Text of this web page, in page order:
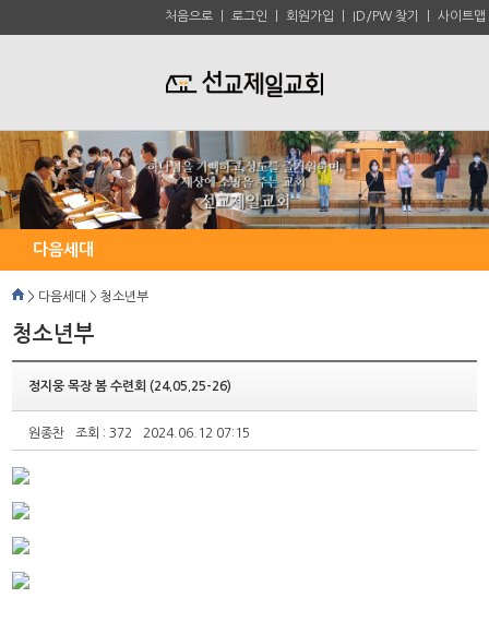
처음으로 로그인 회원가입 ID/PW 찾기 사이트맵
다음세대
청소년부
> 다음세대 > 청소년부
정지웅 목장 봄 수련회 (24.05.25-26)
원종찬 조회 : 372 2024.06.12 07:15